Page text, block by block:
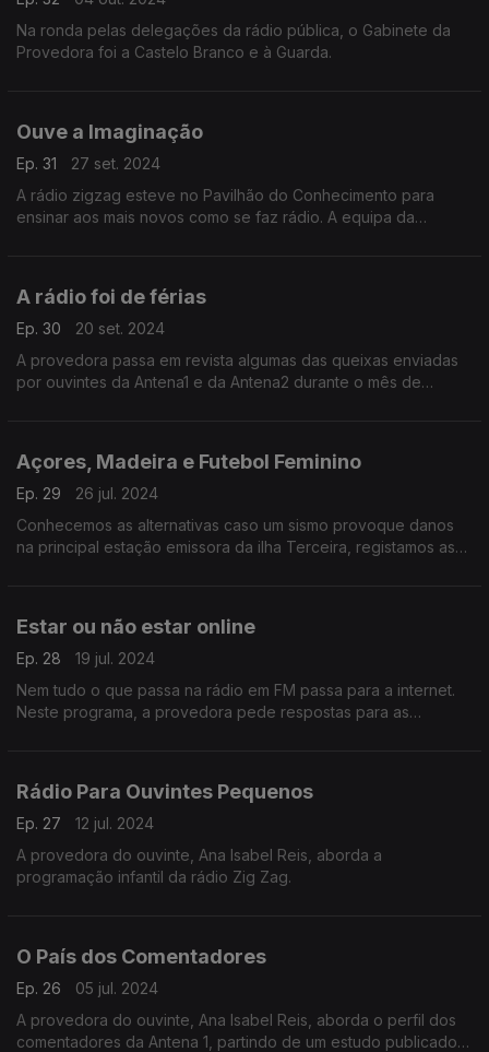
Na ronda pelas delegações da rádio pública, o Gabinete da
Provedora foi a Castelo Branco e à Guarda.
Ouve a Imaginação
Ep. 31
27 set. 2024
A rádio zigzag esteve no Pavilhão do Conhecimento para
ensinar aos mais novos como se faz rádio. A equipa da
A rádio foi de férias
Ep. 30
20 set. 2024
A provedora passa em revista algumas das queixas enviadas
por ouvintes da Antena1 e da Antena2 durante o mês de
Açores, Madeira e Futebol Feminino
Ep. 29
26 jul. 2024
Conhecemos as alternativas caso um sismo provoque danos
na principal estação emissora da ilha Terceira, registamos as
Estar ou não estar online
Ep. 28
19 jul. 2024
Nem tudo o que passa na rádio em FM passa para a internet.
Neste programa, a provedora pede respostas para as
Rádio Para Ouvintes Pequenos
Ep. 27
12 jul. 2024
A provedora do ouvinte, Ana Isabel Reis, aborda a
programação infantil da rádio Zig Zag.
O País dos Comentadores
Ep. 26
05 jul. 2024
A provedora do ouvinte, Ana Isabel Reis, aborda o perfil dos
comentadores da Antena 1, partindo de um estudo publicado